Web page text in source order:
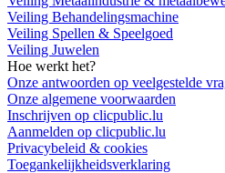
Veiling Behandelingsmachine
Veiling Spellen & Speelgoed
Veiling Juwelen
Hoe werkt het?
Onze antwoorden op veelgestelde
Onze algemene voorwaarden
Inschrijven op clicpublic.lu
Aanmelden op clicpublic.lu
Privacybeleid & cookies
Toegankelijkheidsverklaring